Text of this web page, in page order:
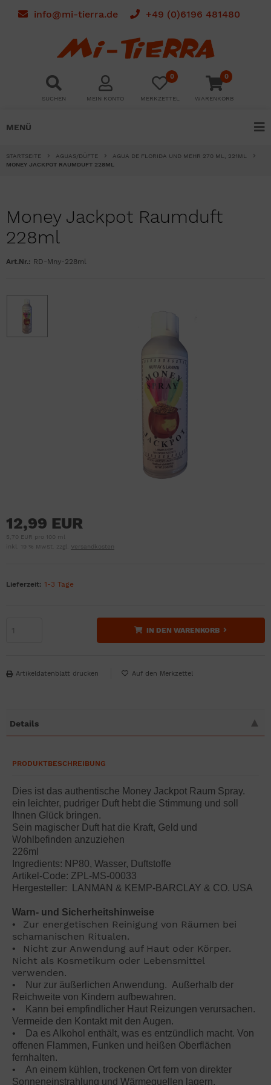
info@mi-tierra.de +49 (0)6196 481480
SUCHEN MEIN KONTO
0
MERKZETTEL
0
WARENKORB
MENÜ
STARTSEITE AGUAS/DÜFTE
AGUA DE FLORIDA UND MEHR 270 ML, 221ML
MONEY JACKPOT RAUMDUFT 228ML
Money Jackpot Raumduft
228ml
Art.Nr.: RD-Mny-228ml
12,99 EUR
5,70 EUR pro 100 ml
inkl. 19 % MwSt. zzgl.
Versandkosten
Lieferzeit: 1-3 Tage
IN DEN WARENKORB
Artikeldatenblatt drucken
Details
PRODUKTBESCHREIBUNG
Dies ist das authentische Money Jackpot Raum Spray.
ein leichter, pudriger Duft hebt die Stimmung und soll
Ihnen Glück bringen.
Sein magischer Duft hat die Kraft, Geld und
Wohlbefinden anzuziehen
226ml
Ingredients: NP80, Wasser, Duftstoffe
Artikel-Code: ZPL-MS-00033
Hergesteller: LANMAN & KEMP-BARCLAY & CO. USA
Warn- und Sicherheitshinweise
• Zur energetischen Reinigung von Räumen bei
schamanischen Ritualen.
•
Nicht zur Anwendung auf Haut oder Körper.
Nicht als Kosmetikum oder Lebensmittel
verwenden.
• Nur zur äußerlichen Anwendung. Außerhalb der
Reichweite von Kindern aufbewahren.
• Kann bei empfindlicher Haut Reizungen verursachen.
Vermeide den Kontakt mit den Augen.
• Da es Alkohol enthält, was es entzündlich macht. Von
offenen Flammen, Funken und heißen Oberflächen
fernhalten.
• An einem kühlen, trockenen Ort fern von direkter
Sonneneinstrahlung und Wärmequellen lagern.